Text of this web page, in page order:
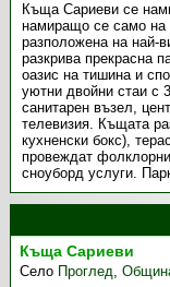
Къща Сариеви се
намиращо се само
разположена на най-
разкрива прекрасна
оазис на тишина и
уютни двойни стаи с
санитарен възел,
телевизия. Къщата
кухненски бокс),
провеждат
сноуборд услуги.
Къща Сариеви
Село Проглед,